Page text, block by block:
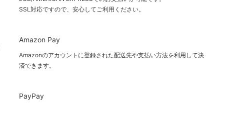
SSL対応ですので、安心してご利用ください。
Amazon Pay
Amazonのアカウントに登録された配送先や支払い方法を利用して決
済できます。
PayPay